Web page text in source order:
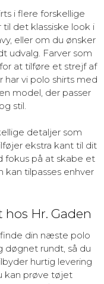
i flere forskellige
det klassiske look i
eller om du ønsker
udvalg. Farver som
at tilføre et strejf af
vi polo shirts med
model, der passer
stil.
detaljer som
ekstra kant til dit
fokus på at skabe et
kan tilpasses enhver
Hr. Gaden
din næste polo
døgnet rundt, så du
hurtig levering
kan prøve tøjet